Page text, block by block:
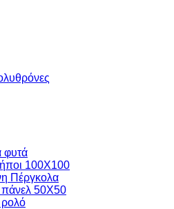
φυτά
100Χ100
Πέργκολα
50Χ50